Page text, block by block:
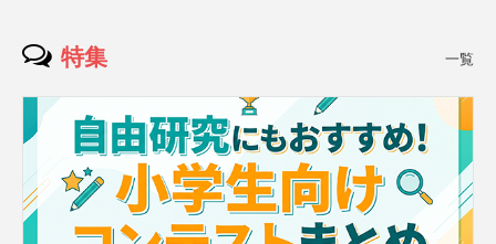
特集 一覧